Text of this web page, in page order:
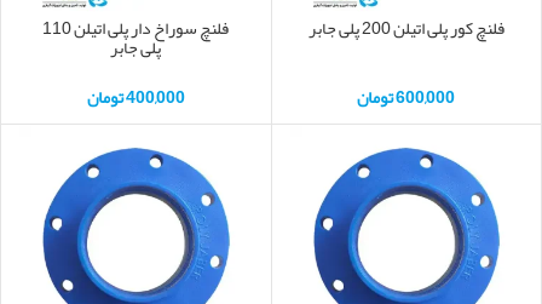
فلنچ کور پلی اتیلن 200 پلی جابر
600,000تومان
فلنچ سوراخ دار پلی اتیلن 110
پلی جابر
400,000تومان